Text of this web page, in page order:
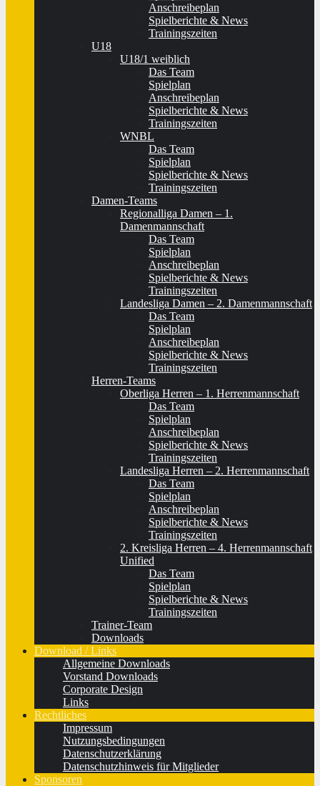
Anschreibeplan
Spielberichte & News
Trainingszeiten
U18
U18/1 weiblich
Das Team
Spielplan
Anschreibeplan
Spielberichte & News
Trainingszeiten
WNBL
Das Team
Spielplan
Spielberichte & News
Trainingszeiten
Damen-Teams
Regionalliga Damen – 1.
Damenmannschaft
Das Team
Spielplan
Anschreibeplan
Spielberichte & News
Trainingszeiten
Landesliga Damen – 2. Damenmannschaft
Das Team
Spielplan
Anschreibeplan
Spielberichte & News
Trainingszeiten
Herren-Teams
Oberliga Herren – 1. Herrenmannschaft
Das Team
Spielplan
Anschreibeplan
Spielberichte & News
Trainingszeiten
Landesliga Herren – 2. Herrenmannschaft
Das Team
Spielplan
Anschreibeplan
Spielberichte & News
Trainingszeiten
2. Kreisliga Herren – 4. Herrenmannschaft
Unified
Das Team
Spielplan
Spielberichte & News
Trainingszeiten
Trainer-Team
Downloads
Download / Links
Allgemeine Downloads
Vorstand Downloads
Corporate Design
Links
Rechtliches
Impressum
Nutzungsbedingungen
Datenschutzerklärung
Datenschutzhinweis für Mitglieder
Sponsoren